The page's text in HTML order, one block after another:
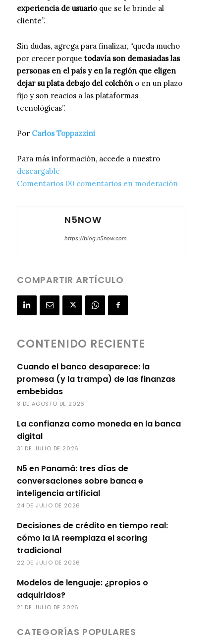
experiencia de usuarioque se le brinde al
cliente”.
Sin dudas, agrega para finalizar, “queda mucho
por crecer porque todavía son demasiadas las
personas en el país y en la región que eligen
dejar su plata debajo del colchón o en un plazo
fijo y son reacios a las plataformas
tecnológicas”.
Por Carlos Toppazzini
Para más información, accede a nuestro
descargable
Comentarios 00 comentarios en moderación
N5NOW
https://blog.n5now.com
COMPARTIR ARTÍCULO
CONTENIDO RECIENTE
Cuando el banco desaparece: la
promesa (y la trampa) de las finanzas
embebidas
3 DE AGOSTO DE 2026
La confianza como moneda en la banca
digital
31 DE JULIO DE 2026
N5 en Panamá: tres días de
conversaciones sobre banca e
inteligencia artificial
24 DE JULIO DE 2026
Decisiones de crédito en tiempo real:
cómo la IA reemplaza el scoring
tradicional
22 DE JULIO DE 2026
Modelos de lenguaje: ¿propios o
adquiridos?
21 DE JULIO DE 2026
CATEGORÍAS POPULARES